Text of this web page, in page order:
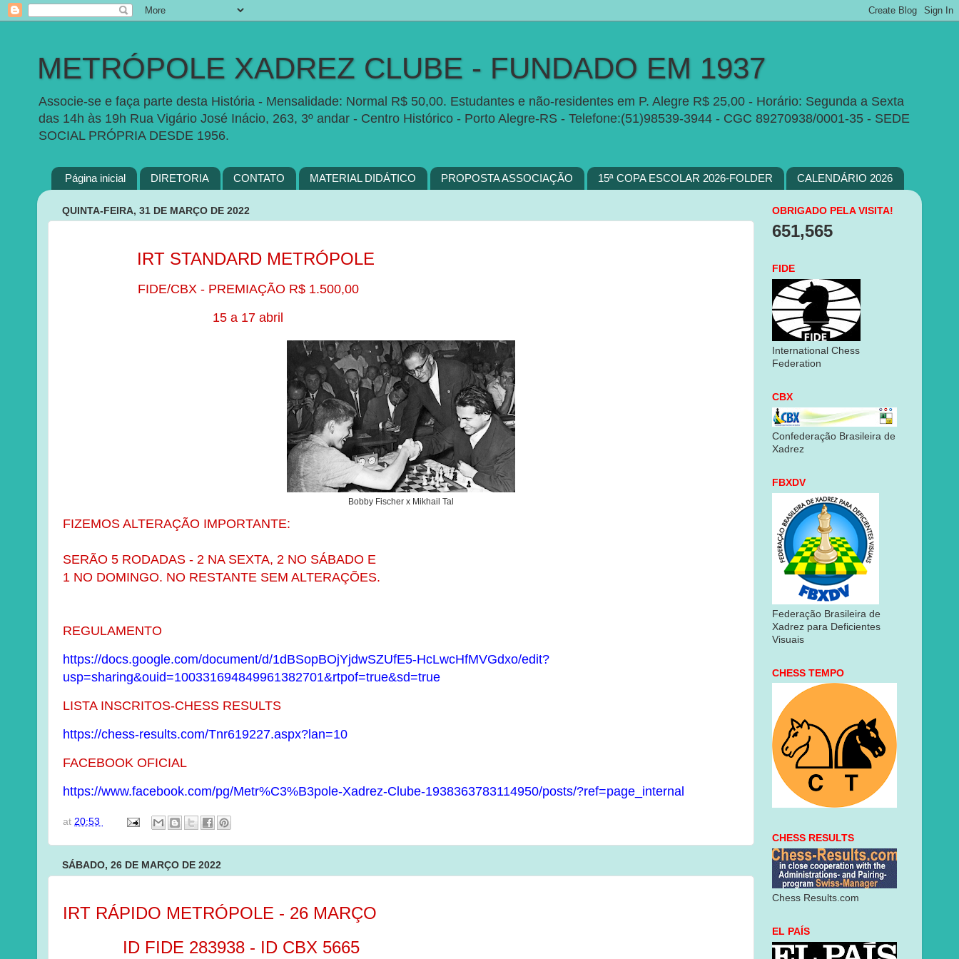
METRÓPOLE XADREZ CLUBE - FUNDADO EM 1937
Associe-se e faça parte desta História - Mensalidade: Normal R$ 50,00. Estudantes e não-residentes em P. Alegre R$ 25,00 - Horário: Segunda a Sexta
das 14h às 19h Rua Vigário José Inácio, 263, 3º andar - Centro Histórico - Porto Alegre-RS - Telefone:(51)98539-3944 - CGC 89270938/0001-35 - SEDE
SOCIAL PRÓPRIA DESDE 1956.
Página inicial DIRETORIA CONTATO MATERIAL DIDÁTICO PROPOSTA ASSOCIAÇÃO 15ª COPA ESCOLAR 2026-FOLDER CALENDÁRIO 2026
QUINTA-FEIRA, 31 DE MARÇO DE 2022
IRT STANDARD METRÓPOLE
FIDE/CBX - PREMIAÇÃO R$ 1.500,00
15 a 17 abril
Bobby Fischer x Mikhail Tal
FIZEMOS ALTERAÇÃO IMPORTANTE:
SERÃO 5 RODADAS - 2 NA SEXTA, 2 NO SÁBADO E
1 NO DOMINGO. NO RESTANTE SEM ALTERAÇÕES.
REGULAMENTO
https://docs.google.com/document/d/1dBSopBOjYjdwSZUfE5-HcLwcHfMVGdxo/edit?
usp=sharing&ouid=100331694849961382701&rtpof=true&sd=true
LISTA INSCRITOS-CHESS RESULTS
https://chess-results.com/Tnr619227.aspx?lan=10
FACEBOOK OFICIAL
https://www.facebook.com/pg/Metr%C3%B3pole-Xadrez-Clube-1938363783114950/posts/?ref=page_internal
at 20:53
SÁBADO, 26 DE MARÇO DE 2022
IRT RÁPIDO METRÓPOLE - 26 MARÇO
ID FIDE 283938 - ID CBX 5665
OBRIGADO PELA VISITA!
651,565
FIDE
International Chess
Federation
CBX
Confederação Brasileira de
Xadrez
FBXDV
Federação Brasileira de
Xadrez para Deficientes
Visuais
CHESS TEMPO
CHESS RESULTS
Chess Results.com
EL PAÍS